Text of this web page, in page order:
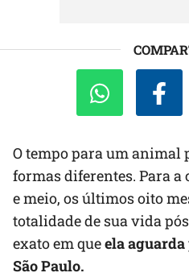
O tempo para um animal
formas diferentes. Para a
e meio, os últimos oito
totalidade de sua vida
exato em queela
São Paulo.